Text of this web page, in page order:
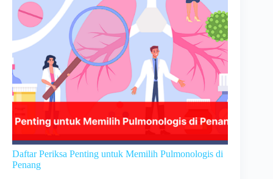
Daftar Periksa Penting untuk Memilih Pulmonologis di
Penang